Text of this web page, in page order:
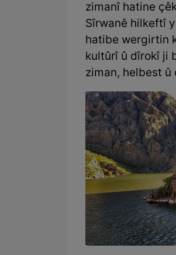
zimanî hatine
Sîrwanê hilkeftî
hatibe wergirtin
kultûrî û dîrokî ji
ziman, helbest û